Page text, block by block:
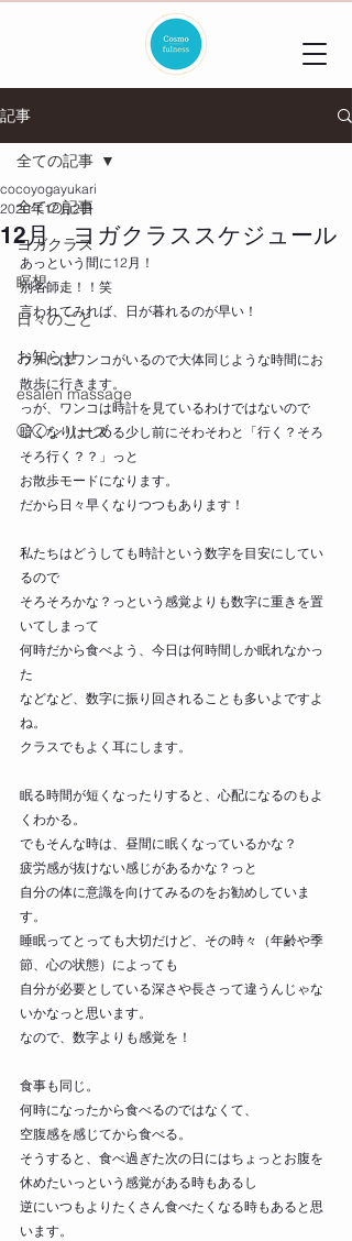
記事
全ての記事
ヨガクラス
瞑想
日々のこと
お知らせ
esalen massage
◯◯シリーズ
全ての記事
12月 ヨガクラススケジュール
cocoyogayukari
2020年12月2日
あっという間に12月！
別名師走！！笑
言われてみれば、日が暮れるのが早い！
ウチにはワンコがいるので大体同じような時間にお
散歩に行きます。
っが、ワンコは時計を見ているわけではないので
暗くなりはじめる少し前にそわそわと「行く？そろ
そろ行く？？」っと
お散歩モードになります。
だから日々早くなりつつもあります！
私たちはどうしても時計という数字を目安にしてい
るので
そろそろかな？っという感覚よりも数字に重きを置
いてしまって
何時だから食べよう、今日は何時間しか眠れなかっ
た
などなど、数字に振り回されることも多いよですよ
ね。
クラスでもよく耳にします。
眠る時間が短くなったりすると、心配になるのもよ
くわかる。
でもそんな時は、昼間に眠くなっているかな？
疲労感が抜けない感じがあるかな？っと
自分の体に意識を向けてみるのをお勧めしていま
す。
睡眠ってとっても大切だけど、その時々（年齢や季
節、心の状態）によっても
自分が必要としている深さや長さって違うんじゃな
いかなっと思います。
なので、数字よりも感覚を！
食事も同じ。
何時になったから食べるのではなくて、
空腹感を感じてから食べる。
そうすると、食べ過ぎた次の日にはちょっとお腹を
休めたいっという感覚がある時もあるし
逆にいつもよりたくさん食べたくなる時もあると思
います。